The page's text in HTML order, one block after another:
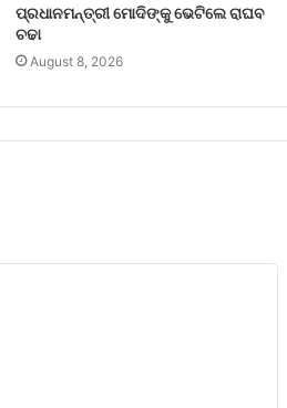
ପ୍ରଧାନମନ୍ତ୍ରୀ ମୋଦିଙ୍କୁ ଭେଟିଲେ ରାଘବ
ଚଢା
August 8, 2026